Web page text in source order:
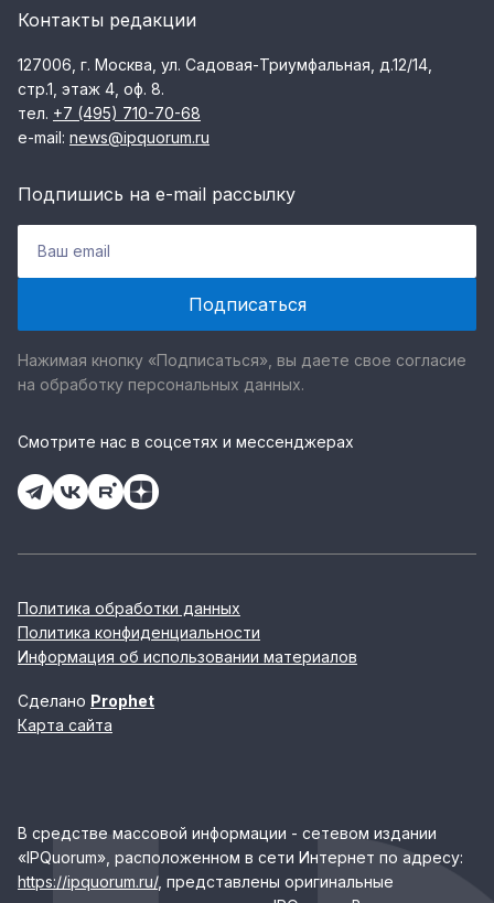
Контакты редакции
127006, г. Москва, ул. Садовая-Триумфальная, д.12/14,
стр.1, этаж 4, оф. 8.
тел. +7 (495) 710-70-68
e-mail: news@ipquorum.ru
Подпишись на e-mail рассылку
Нажимая кнопку «Подписаться», вы даете свое согласие
на обработку персональных данных.
Смотрите нас в соцсетях и мессенджерах
Политика обработки данных
Политика конфиденциальности
Информация об использовании материалов
Сделано Prophet
Карта сайта
В средстве массовой информации - сетевом издании
«IPQuorum», расположенном в сети Интернет по адресу:
https://ipquorum.ru/, представлены оригинальные